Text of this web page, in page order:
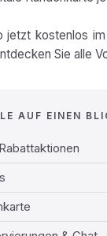
jetzt kostenlos
Sie alle
AUF EINEN